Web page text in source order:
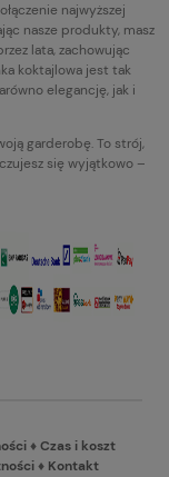
najwyższej
nasze produkty, masz
lata, zachowując
koktajlowa jest tak
elegancję, jak i
garderobę. To strój,
się wyjątkowo –
♦Czas i koszt
♦ Kontakt